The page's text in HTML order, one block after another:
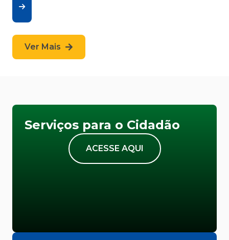
Ver Mais
Serviços para o Cidadão
ACESSE AQUI